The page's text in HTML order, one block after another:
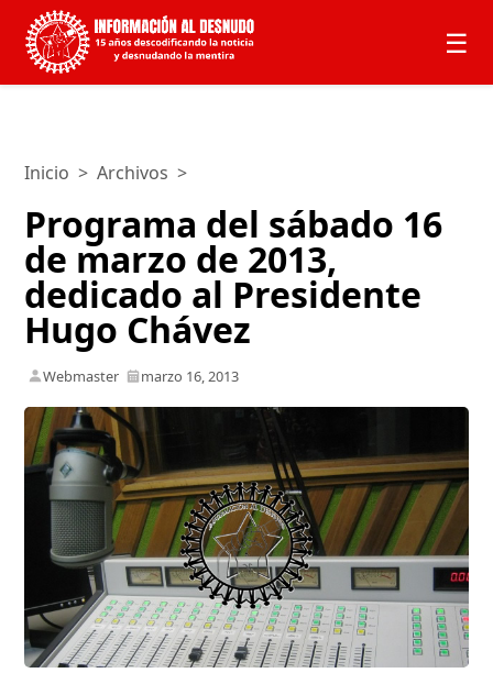
☰
Inicio >Archivos >
Programa del sábado 16
de marzo de 2013,
dedicado al Presidente
Hugo Chávez
Webmaster marzo 16, 2013